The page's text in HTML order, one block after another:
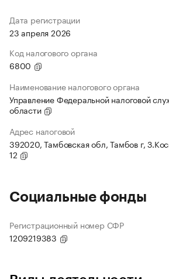
Дата регистрации
23 апреля 2026
Код налогового органа
6800
Наименование налогового органа
Управление Федеральной налоговой
области
Адрес налоговой
392020, Тамбовская обл, Тамбов г,
12
Социальные фонды
Регистрационный номер СФР
1209219383